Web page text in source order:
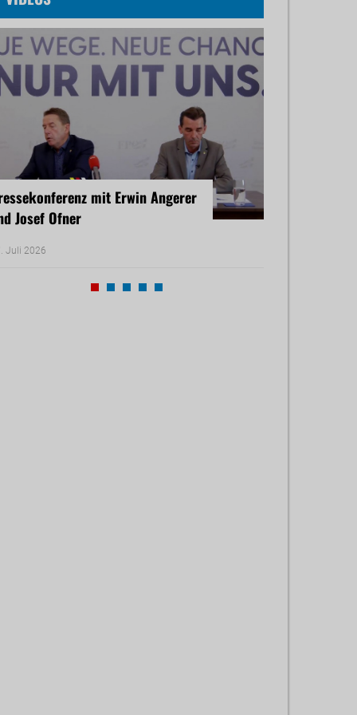
mit Erwin Angerer
Josef Ofner
Juli 2026
Michael Reiner